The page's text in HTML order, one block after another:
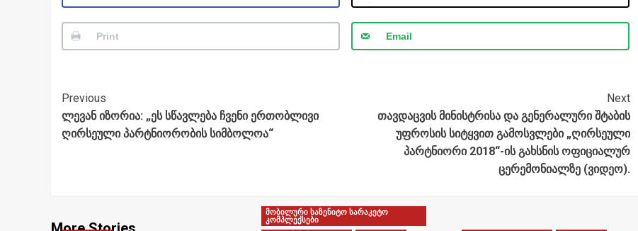
Print Email
Post
Navigation
Previous
ლევან იზორია: „ეს სწავლება ჩვენი ერთობლივი
ღირსეული პარტნიორობის სიმბოლოა“
Next
თავდაცვის მინისტრისა და გენერალური შტაბის
უფროსის სიტყვით გამოსვლები „ღირსეული
პარტნიორი 2018“-ის გახსნის ოფიციალურ
ცერემონიალზე (ვიდეო).
მობილური საზენიტო სარაკეტო
კომპლექსები